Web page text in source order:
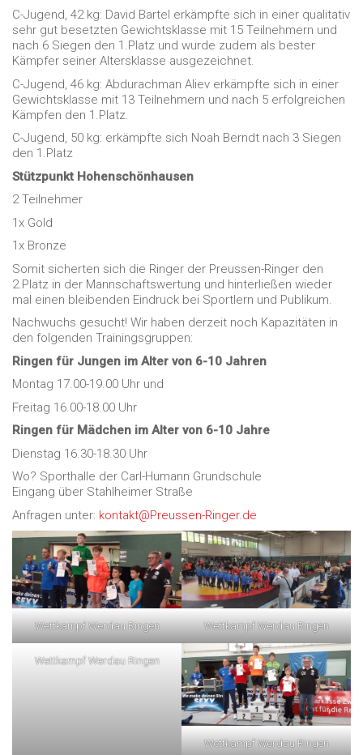
C-Jugend, 42 kg: David Bartel erkämpfte sich in einer qualitativ
sehr gut besetzten Gewichtsklasse mit 15 Teilnehmern und
nach 6 Siegen den 1.Platz und wurde zudem als bester
Kämpfer seiner Altersklasse ausgezeichnet.
C-Jugend, 46 kg: Abdurachman Aliev erkämpfte sich in einer
Gewichtsklasse mit 13 Teilnehmern und nach 5 erfolgreichen
Kämpfen den 1.Platz.
C-Jugend, 50 kg: erkämpfte sich Noah Berndt nach 3 Siegen
den 1.Platz
Stützpunkt Hohenschönhausen
2 Teilnehmer
1x Gold
1x Bronze
Somit sicherten sich die Ringer der Preussen-Ringer den
2.Platz in der Mannschaftswertung und hinterließen wieder
mal einen bleibenden Eindruck bei Sportlern und Publikum.
Nachwuchs gesucht! Wir haben derzeit noch Kapazitäten in
den folgenden Trainingsgruppen:
Ringen für Jungen im Alter von 6-10 Jahren
Montag 17.00-19.00 Uhr und
Freitag 16.00-18.00 Uhr
Ringen für Mädchen im Alter von 6-10 Jahre
Dienstag 16.30-18.30 Uhr
Wo? Sporthalle der Carl-Humann Grundschule
Eingang über Stahlheimer Straße
Anfragen unter: kontakt@Preussen-Ringer.de
Wettkampf Werdau Ringen Wettkampf Werdau Ringen
Wettkampf Werdau Ringen
Wettkampf Werdau Ringen